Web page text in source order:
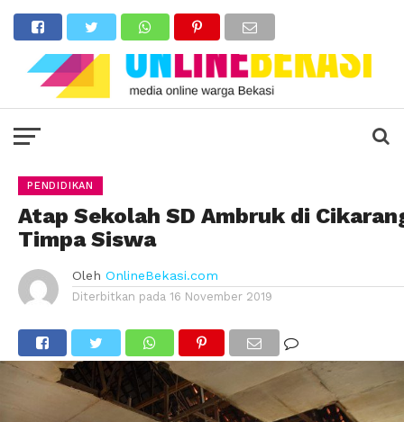
PENDIDIKAN
Atap Sekolah SD Ambruk di
Timpa Siswa
Oleh OnlineBekasi.com
Diterbitkan pada 16 November 2019